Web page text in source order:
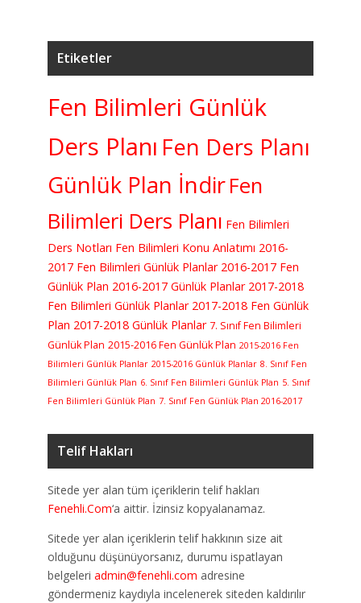
Etiketler
Fen Bilimleri Günlük
Ders Planı Fen Ders Planı
Günlük Plan İndirFen
Bilimleri Ders Planı Fen Bilimleri
Ders Notları Fen Bilimleri Konu Anlatımı 2016-
2017 Fen Bilimleri Günlük Planlar 2016-2017 Fen
Günlük Plan 2016-2017 Günlük Planlar 2017-2018
Fen Bilimleri Günlük Planlar 2017-2018 Fen Günlük
Plan 2017-2018 Günlük Planlar 7. Sınıf Fen Bilimleri
Günlük Plan 2015-2016 Fen Günlük Plan 2015-2016 Fen
Bilimleri Günlük Planlar 2015-2016 Günlük Planlar 8. Sınıf Fen
Bilimleri Günlük Plan 6. Sınıf Fen Bilimleri Günlük Plan 5. Sınıf
Fen Bilimleri Günlük Plan 7. Sınıf Fen Günlük Plan 2016-2017
Telif Hakları
Sitede yer alan tüm içeriklerin telif hakları
Fenehli.Com‘a aittir. İzinsiz kopyalanamaz.
Sitede yer alan içeriklerin telif hakkının size ait
olduğunu düşünüyorsanız, durumu ispatlayan
belgeleri admin@fenehli.com adresine
göndermeniz kaydıyla incelenerek siteden kaldırılır